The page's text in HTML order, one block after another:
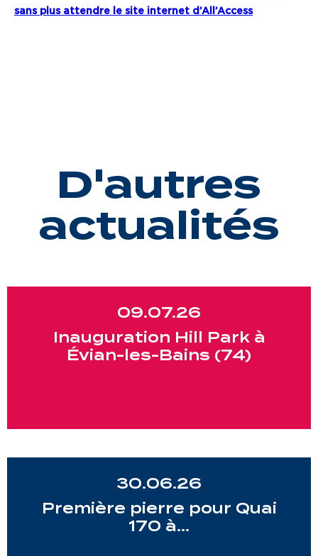
sans plus attendre le site internet d’All’Access
D'autres
actualités
09.07.26
Inauguration Hill Park à
Évian-les-Bains (74)
30.06.26
Première pierre pour Quai
170 à…